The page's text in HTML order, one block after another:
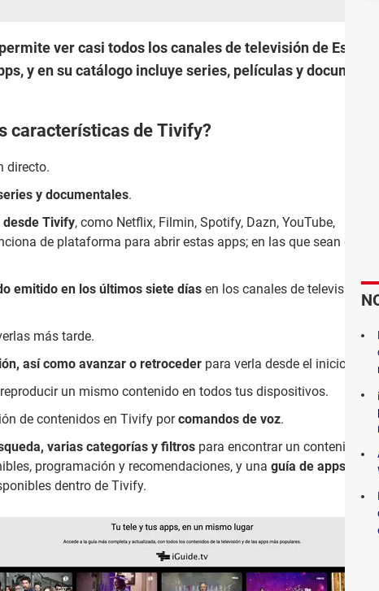
ver casi todos los canales de televisión de
y en su catálogo incluye series, películas y
características de Tivify?
directo.
y documentales.
Tivify, como Netflix, Filmin, Spotify, Dazn, YouTube,
de plataforma para abrir estas apps; en las que sean de
emitido en los últimos siete días en los canales de televisión
más tarde.
así como avanzar o retroceder para verla desde el inicio si
un mismo contenido en todos tus dispositivos.
de contenidos en Tivify porcomandos de voz.
varias categorías y filtros para encontrar un contenido.
programación y recomendaciones, y una guía de apps
dentro de Tivify.